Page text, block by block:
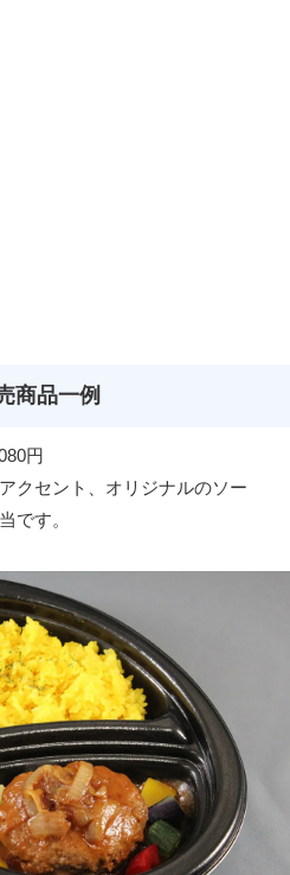
商品一例
円
クセント、オリジナルのソー
です。